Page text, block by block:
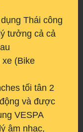
Thái công
tưởng cả cả
xe (Bike
tối tân 2
và được
VESPA
âm nhạc,